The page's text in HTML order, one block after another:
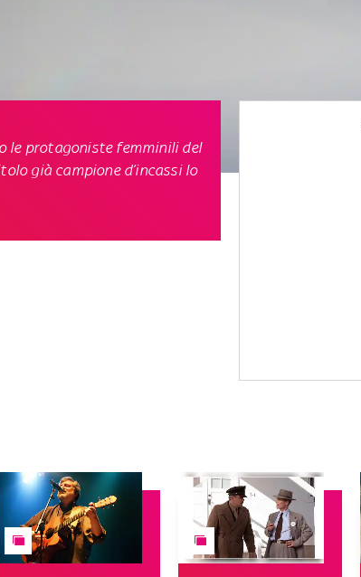
le protagoniste femminili del
già campione d’incassi lo